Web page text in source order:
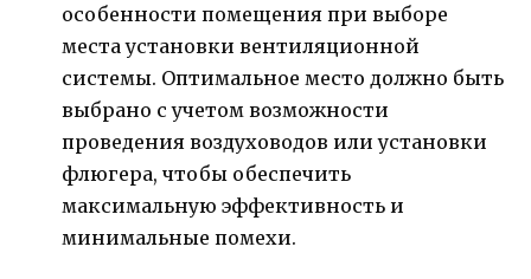
особенности помещения при выборе
места установки вентиляционной
системы. Оптимальное место должно быть
выбрано с учетом возможности
проведения воздуховодов или установки
флюгера, чтобы обеспечить
максимальную эффективность и
минимальные помехи.